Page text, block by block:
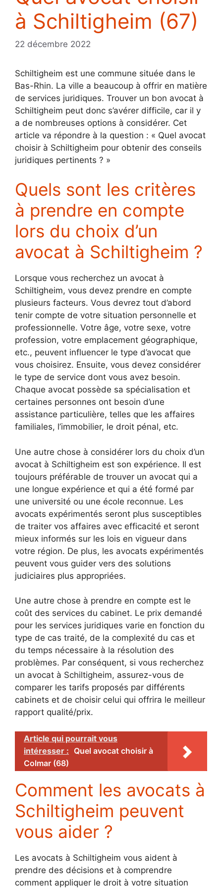
à Schiltigheim (67)
22 décembre 2022
Schiltigheim est une commune située dans le
Bas-Rhin. La ville a beaucoup à offrir en matière
de services juridiques. Trouver un bon avocat à
Schiltigheim peut donc s’avérer difficile, car il y
a de nombreuses options à considérer. Cet
article va répondre à la question : « Quel avocat
choisir à Schiltigheim pour obtenir des conseils
juridiques pertinents ? »
Quels sont les critères
à prendre en compte
lors du choix d’un
avocat à Schiltigheim ?
Lorsque vous recherchez un avocat à
Schiltigheim, vous devez prendre en compte
plusieurs facteurs. Vous devrez tout d’abord
tenir compte de votre situation personnelle et
professionnelle. Votre âge, votre sexe, votre
profession, votre emplacement géographique,
etc., peuvent influencer le type d’avocat que
vous choisirez. Ensuite, vous devez considérer
le type de service dont vous avez besoin.
Chaque avocat possède sa spécialisation et
certaines personnes ont besoin d’une
assistance particulière, telles que les affaires
familiales, l’immobilier, le droit pénal, etc.
Une autre chose à considérer lors du choix d’un
avocat à Schiltigheim est son expérience. Il est
toujours préférable de trouver un avocat qui a
une longue expérience et qui a été formé par
une université ou une école reconnue. Les
avocats expérimentés seront plus susceptibles
de traiter vos affaires avec efficacité et seront
mieux informés sur les lois en vigueur dans
votre région. De plus, les avocats expérimentés
peuvent vous guider vers des solutions
judiciaires plus appropriées.
Une autre chose à prendre en compte est le
coût des services du cabinet. Le prix demandé
pour les services juridiques varie en fonction du
type de cas traité, de la complexité du cas et
du temps nécessaire à la résolution des
problèmes. Par conséquent, si vous recherchez
un avocat à Schiltigheim, assurez-vous de
comparer les tarifs proposés par différents
cabinets et de choisir celui qui offrira le meilleur
rapport qualité/prix.
Article qui pourrait vous
intéresser : Quel avocat choisir à
Colmar (68)
Comment les avocats à
Schiltigheim peuvent
vous aider ?
Les avocats à Schiltigheim vous aident à
prendre des décisions et à comprendre
comment appliquer le droit à votre situation